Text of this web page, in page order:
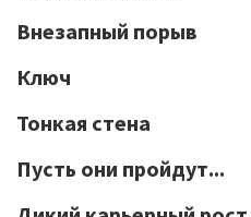
Внезапный порыв
Ключ
Тонкая стена
Пусть они пройдут...